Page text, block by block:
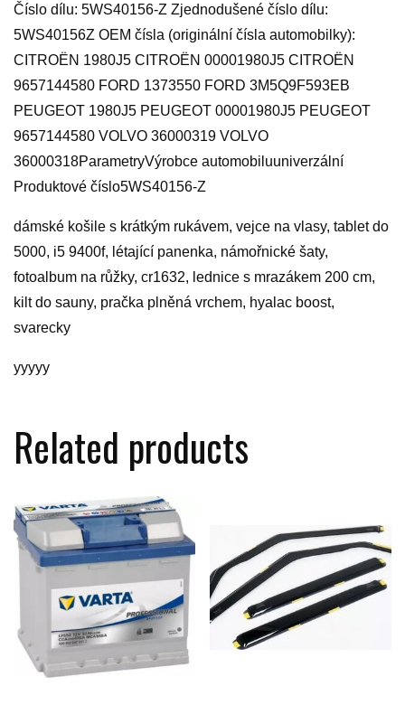
Číslo dílu: 5WS40156-Z Zjednodušené číslo dílu:
5WS40156Z OEM čísla (originální čísla automobilky):
CITROËN 1980J5 CITROËN 00001980J5 CITROËN
9657144580 FORD 1373550 FORD 3M5Q9F593EB
PEUGEOT 1980J5 PEUGEOT 00001980J5 PEUGEOT
9657144580 VOLVO 36000319 VOLVO
36000318ParametryVýrobce automobiluuniverzální
Produktové číslo5WS40156-Z
dámské košile s krátkým rukávem, vejce na vlasy, tablet do
5000, i5 9400f, létající panenka, námořnické šaty,
fotoalbum na růžky, cr1632, lednice s mrazákem 200 cm,
kilt do sauny, pračka plněná vrchem, hyalac boost,
svarecky
yyyyy
Related products